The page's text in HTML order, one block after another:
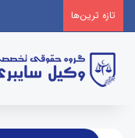
تازه‌ ترین‌ها